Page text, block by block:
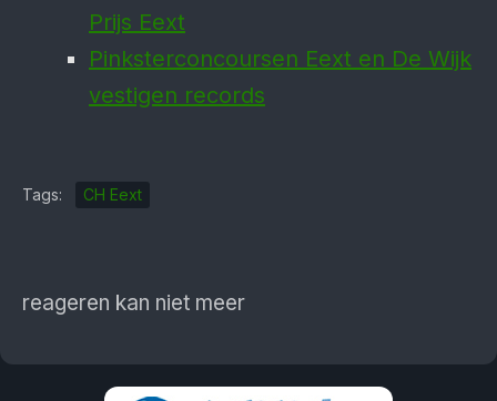
Prijs Eext
Pinksterconcoursen Eext en De Wijk
vestigen records
Tags: CH Eext
reageren kan niet meer